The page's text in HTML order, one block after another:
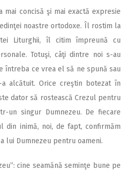
mai concisă şi mai exactă expresie
noastre ortodoxe. Îl rostim la
Liturghii, îl citim împreună cu
Totuşi, câţi dintre noi s-au
întreba ce vrea el să ne spună sau
alcătuit. Orice creştin botezat în
dator să rostească Crezul pentru
un singur Dumnezeu. De fiecare
din inimă, noi, de fapt, confirmăm
lui Dumnezeu pentru oameni.
cine seamănă seminţe bune pe